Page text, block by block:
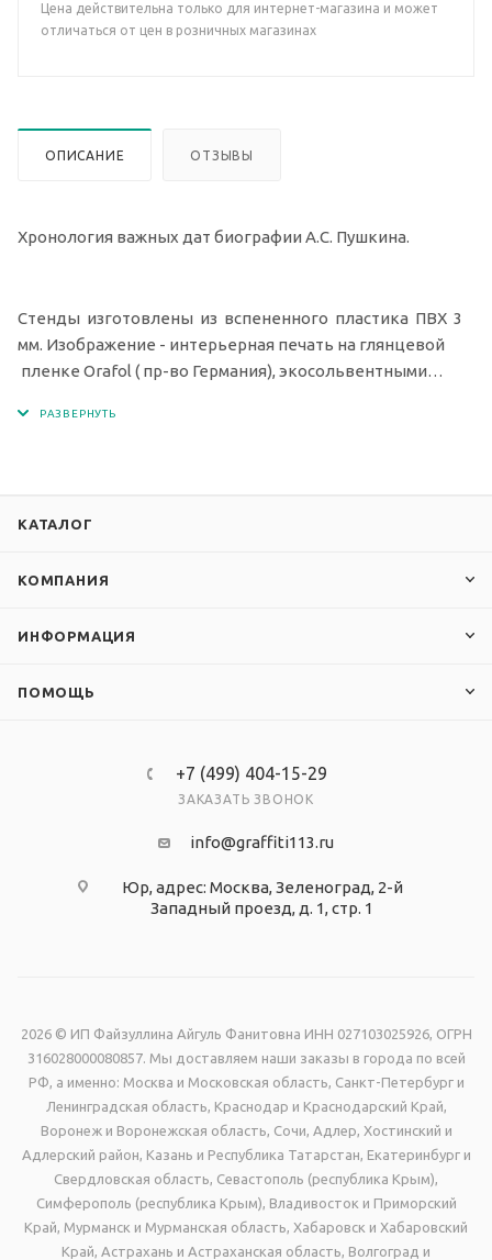
Цена действительна только для интернет-магазина и может
отличаться от цен в розничных магазинах
ОПИСАНИЕ ОТЗЫВЫ
Хронология важных дат биографии А.С. Пушкина.
Стенды изготовлены из вспененного пластика ПВХ 3
мм. Изображение - интерьерная печать на глянцевой
пленке Orafol ( пр-во Германия), экосольвентными
КАТАЛОГ
КОМПАНИЯ
ИНФОРМАЦИЯ
ПОМОЩЬ
+7 (499) 404-15-29
ЗАКАЗАТЬ ЗВОНОК
info@graffiti113.ru
Юр, адрес: Москва, Зеленоград, 2-й
Западный проезд, д. 1, стр. 1
2026 © ИП Файзуллина Айгуль Фанитовна ИНН 027103025926, ОГРН
316028000080857. Мы доставляем наши заказы в города по всей
РФ, а именно: Москва и Московская область, Санкт-Петербург и
Ленинградская область, Краснодар и Краснодарский Край,
Воронеж и Воронежская область, Сочи, Адлер, Хостинский и
Адлерский район, Казань и Республика Татарстан, Екатеринбург и
Свердловская область, Севастополь (республика Крым),
Симферополь (республика Крым), Владивосток и Приморский
Край, Мурманск и Мурманская область, Хабаровск и Хабаровский
Край, Астрахань и Астраханская область, Волгоград и